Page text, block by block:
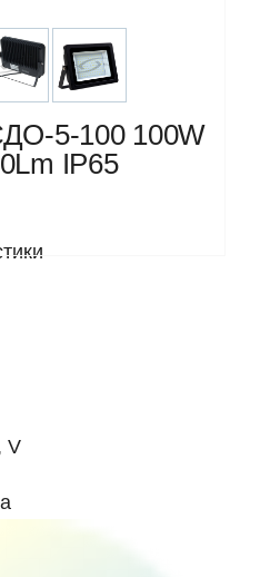
5-100 100W
IP65
V